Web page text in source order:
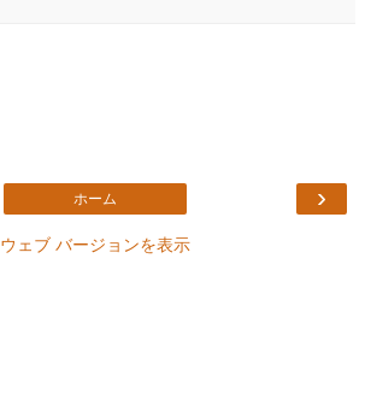
›
ホーム
ウェブ バージョンを表示